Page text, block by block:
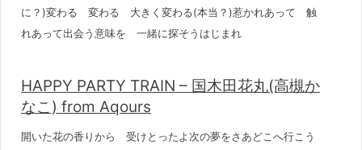
に？)変わる 変わる 大きく変わる(本当？)惹かれあって 触
れあって出会う意味を 一緒に探そうはじまれ
HAPPY PARTY TRAIN – 国木田花丸(高槻か
なこ) from Aqours
開いた花の香りから 受けとったよ次の夢をさあどこへ行こう